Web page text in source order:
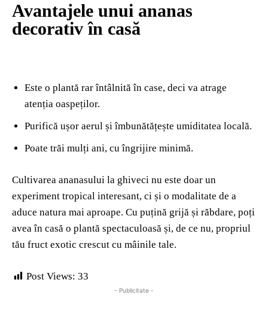
Avantajele unui ananas
decorativ în casă
Este o plantă rar întâlnită în case, deci va atrage
atenția oaspeților.
Purifică ușor aerul și îmbunătățește umiditatea locală.
Poate trăi mulți ani, cu îngrijire minimă.
Cultivarea ananasului la ghiveci nu este doar un
experiment tropical interesant, ci și o modalitate de a
aduce natura mai aproape. Cu puțină grijă și răbdare, poți
avea în casă o plantă spectaculoasă și, de ce nu, propriul
tău fruct exotic crescut cu mâinile tale.
Post Views: 33
- Publicitate -